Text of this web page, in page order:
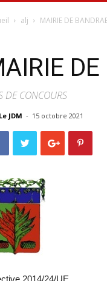
alj MAIRIE DE
DE CONCOURS
Le JDM - 15 octobre 2021
2014/24/UE